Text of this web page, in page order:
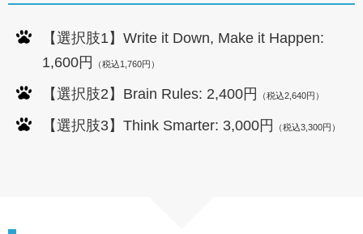
【選択肢1】Write it Down, Make it Happen:
1,600円
（税込1,760円）
【選択肢2】Brain Rules: 2,400円 （税込2,640円）
【選択肢3】Think Smarter: 3,000円 （税込3,300円）